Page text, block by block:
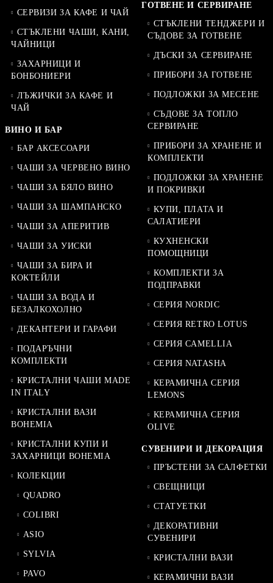
СЕРВИЗИ ЗА КАФЕ И ЧАЙ
СТЪКЛЕНИ ЧАШИ, КАНИ,
ЧАЙНИЦИ
ЗАХАРНИЦИ И
БОНБОНИЕРИ
ЛЪЖИЧКИ ЗА КАФЕ И
ЧАЙ
ВИНО И БАР
БАР АКСЕСОАРИ
ЧАШИ ЗА ЧЕРВЕНО ВИНО
ЧАШИ ЗА БЯЛО ВИНО
ЧАШИ ЗА ШАМПАНСКО
ЧАШИ ЗА АПЕРИТИВ
ЧАШИ ЗА УИСКИ
ЧАШИ ЗА БИРА И
КОКТЕЙЛИ
ЧАШИ ЗА ВОДА И
БЕЗАЛКОХОЛНО
ДЕКАНТЕРИ И ГАРАФИ
ПОДАРЪЧНИ
КОМПЛЕКТИ
КРИСТАЛНИ ЧАШИ MADE
IN ITALY
КРИСТАЛНИ ВАЗИ
BOHEMIA
КРИСТАЛНИ КУПИ И
ЗАХАРНИЦИ BOHEMIA
КОЛЕКЦИИ
QUADRO
COLIBRI
ASIO
SYLVIA
PAVO
ГОТВЕНЕ И СЕРВИРАНЕ
СТЪКЛЕНИ ТЕНДЖЕРИ И
СЪДОВЕ ЗА ГОТВЕНЕ
ДЪСКИ ЗА СЕРВИРАНЕ
ПРИБОРИ ЗА ГОТВЕНЕ
ПОДЛОЖКИ ЗА МЕСЕНЕ
СЪДОВЕ ЗА ТОПЛО
СЕРВИРАНЕ
ПРИБОРИ ЗА ХРАНЕНЕ И
КОМПЛЕКТИ
ПОДЛОЖКИ ЗА ХРАНЕНЕ
И ПОКРИВКИ
КУПИ, ПЛАТА И
САЛАТИЕРИ
КУХНЕНСКИ
ПОМОЩНИЦИ
КОМПЛЕКТИ ЗА
ПОДПРАВКИ
СЕРИЯ NORDIC
СЕРИЯ RETRO LOTUS
СЕРИЯ CAMELLIA
СЕРИЯ NATASHA
КЕРАМИЧНА СЕРИЯ
LEMONS
КЕРАМИЧНА СЕРИЯ
OLIVE
СУВЕНИРИ И ДЕКОРАЦИЯ
ПРЪСТЕНИ ЗА САЛФЕТКИ
СВЕЩНИЦИ
СТАТУЕТКИ
ДЕКОРАТИВНИ
СУВЕНИРИ
КРИСТАЛНИ ВАЗИ
КЕРАМИЧНИ ВАЗИ